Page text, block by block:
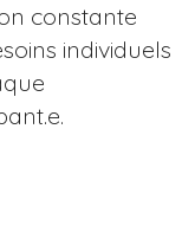
constante
individuels